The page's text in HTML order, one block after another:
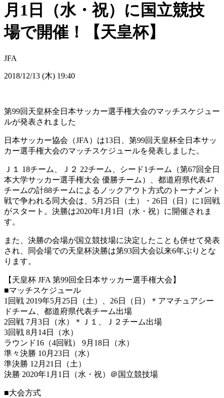
月1日（水・祝）に国立競技
場で開催！【天皇杯】
JFA
2018/12/13 (木) 19:40
第99回天皇杯全日本サッカー選手権大会のマッチスケジュー
ルが発表されました
日本サッカー協会（JFA）は13日、第99回天皇杯全日本サッ
カー選手権大会のマッチスケジュールを発表しました。
Ｊ１ 18チーム、Ｊ２ 22チーム、シード1チーム（第67回全日
本大学サッカー選手権大会 優勝チーム）、都道府県代表47
チームの計88チームによるノックアウト方式のトーナメント
戦で争われる同大会は、5月25日（土）・26日（日）に1回戦
がスタート。決勝は2020年1月1日（水・祝）に開催されま
す。
また、決勝の会場が国立競技場に決定したことも併せて発表
され、同会場での天皇杯決勝は第93回大会以来6年ぶりとな
ります。
【天皇杯 JFA 第99回全日本サッカー選手権大会】
■マッチスケジュール
1回戦 2019年5月25日（土）、26日（日）＊アマチュアシー
ドチーム、都道府県代表チーム出場
2回戦 7月3日（水）＊Ｊ１、Ｊ２チーム出場
3回戦 8月14日（水）
ラウンド16（4回戦） 9月18日（水）
準々決勝 10月23日（水）
準決勝 12月21日（土）
決勝 2020年1月1日（水・祝）＠国立競技場
■大会方式